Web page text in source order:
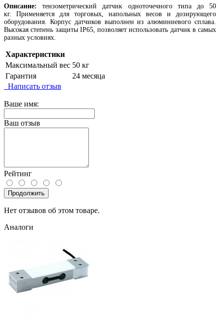
Описание: тензометрический датчик одноточечного типа до 50
кг. Применяется для торговых, напольных весов и дозирующего
оборудования. Корпус датчиков выполнен из алюминиевого сплава.
Высокая степень защиты IP65, позволяет использовать датчик в самых
разных условиях.
Характеристики
Максимальный вес 50 кг
Гарантия
24 месяца
Написать отзыв
Ваше имя:
Ваш отзыв
Рейтинг
Продолжить
Нет отзывов об этом товаре.
Аналоги